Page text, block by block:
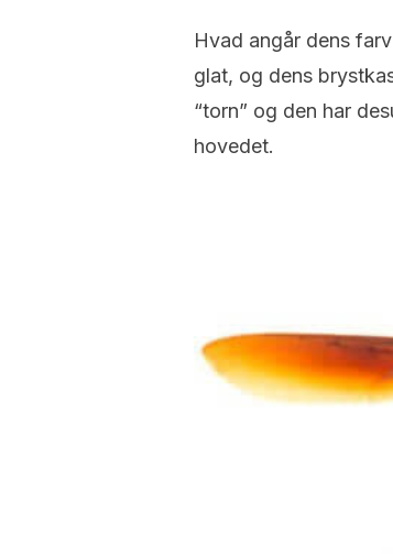
Hvad angår dens
glat, og dens
“torn” og den har
hovedet.